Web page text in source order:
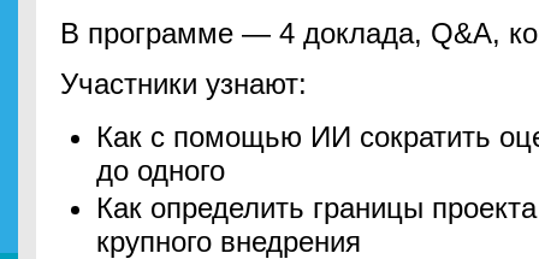
В программе — 4 доклада, Q&A,
Участники узнают:
Как с помощью ИИ сократить
до одного
Как определить границы
крупного внедрения